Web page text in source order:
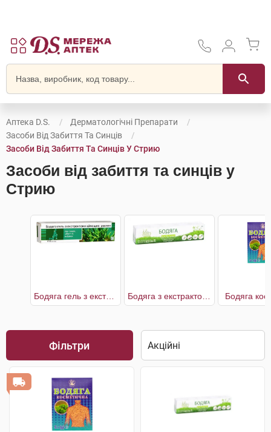
Аптека D.S.
Дерматологічні Препарати
Засоби Від Забиття Та Синців
Засоби Від Забиття Та Синців У Стрию
Засоби від забиття та синців у
Стрию
Бодяга гель з екстрактами цілющих рослин Бодяга
Фільтри